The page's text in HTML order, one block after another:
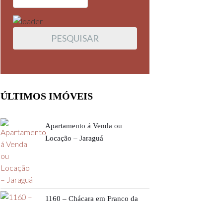
ÚLTIMOS IMÓVEIS
Apartamento á Venda ou
Locação – Jaraguá
1160 – Chácara em Franco da